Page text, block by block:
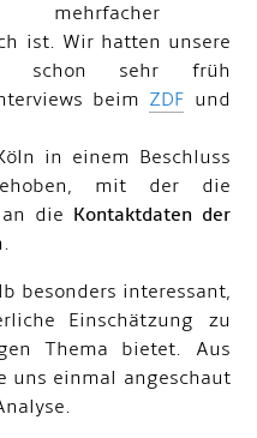
mehrfacher
ist. Wir hatten unsere
schon sehr früh
beim ZDF und
in einem Beschluss
mit der die
die Kontaktdaten der
besonders interessant,
Einschätzung zu
Thema bietet. Aus
uns einmal angeschaut